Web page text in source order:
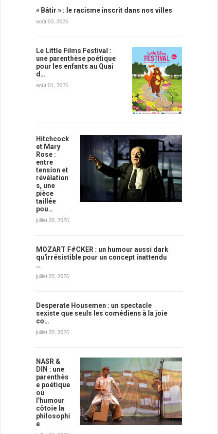
« Bâtir » : le racisme inscrit dans nos villes
août 03, 2026
Le Little Films Festival :
une parenthèse poétique
pour les enfants au Quai
d…
août 01, 2026
Hitchcock
et Mary
Rose :
entre
tension et
révélation
s, une
pièce
taillée
pou…
juillet 20, 2026
MOZART F#CKER : un humour aussi dark
qu'irrésistible pour un concept inattendu
…
juillet 20, 2026
Desperate Housemen : un spectacle
sexiste que seuls les comédiens à la joie
co…
juillet 20, 2026
NASR &
DIN : une
parenthès
e poétique
où
l'humour
côtoie la
philosophi
e